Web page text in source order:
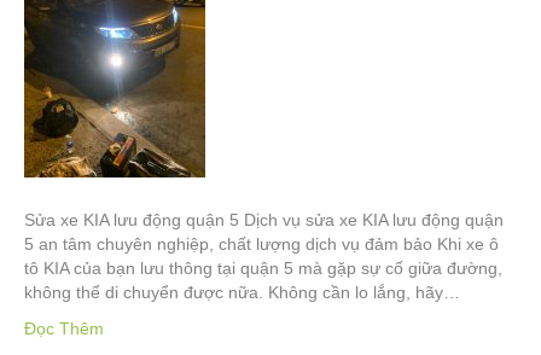
Sửa xe KIA lưu động quận 5 Dịch vụ sửa xe KIA lưu động quận
5 an tâm chuyên nghiệp, chất lượng dịch vụ đảm bảo Khi xe ô
tô KIA của bạn lưu thông tại quận 5 mà gặp sự cố giữa đường,
không thể di chuyển được nữa. Không cần lo lắng, hãy…
Đọc Thêm